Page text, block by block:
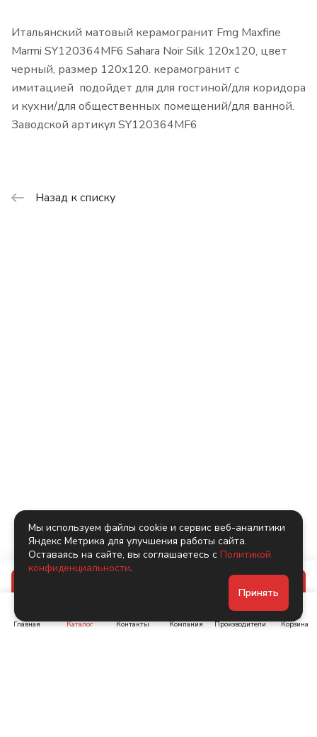
Итальянский матовый керамогранит Fmg Maxfine
Marmi SY120364MF6 Sahara Noir Silk 120x120, цвет
черный, размер 120x120. керамогранит с
имитацией подойдет для для гостиной/для коридора
и кухни/для общественных помещений/для ванной.
Заводской артикул SY120364MF6
Назад к списку
Главная Каталог Контакты Компания Производители Корзина
Мы используем файлы cookie и сервис веб-аналитики
Яндекс Метрика для улучшения работы сайта.
Оставаясь на сайте, вы соглашаетесь с Политикой
конфиденциальности.
Принять